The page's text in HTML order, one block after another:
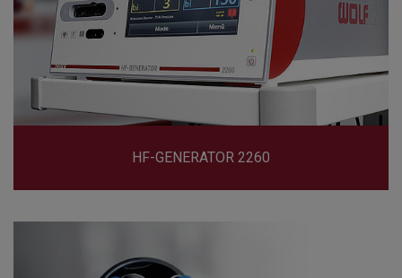
HF-GENERATOR 2260